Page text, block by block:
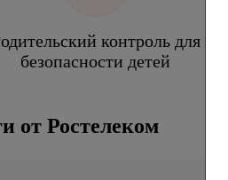
контроль для
безопасности детей
от Ростелеком